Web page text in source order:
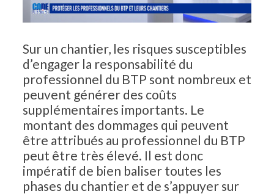
Sur un chantier, les risques susceptibles
d’engager la responsabilité du
professionnel du BTP sont nombreux et
peuvent générer des coûts
supplémentaires importants. Le
montant des dommages qui peuvent
être attribués au professionnel du BTP
peut être très élevé. Il est donc
impératif de bien baliser toutes les
phases du chantier et de s’appuyer sur